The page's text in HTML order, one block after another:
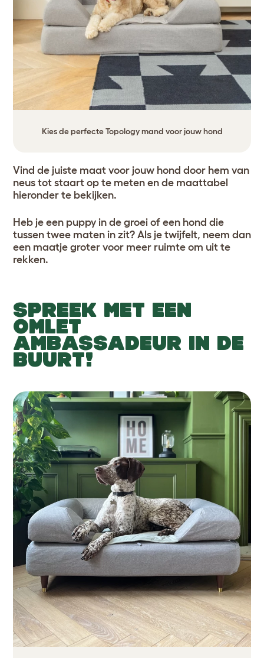
Kies de perfecte Topology mand voor jouw hond
Vind de juiste maat voor jouw hond door hem van
neus tot staart op te meten en de maattabel
hieronder te bekijken.
Heb je een puppy in de groei of een hond die
tussen twee maten in zit? Als je twijfelt, neem dan
een maatje groter voor meer ruimte om uit te
rekken.
SPREEK MET EEN
OMLET
AMBASSADEUR IN DE
BUURT!